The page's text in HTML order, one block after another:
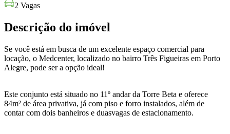
2 Vagas
Descrição do imóvel
Se você está em busca de um excelente espaço comercial para
locação, o Medcenter, localizado no bairro Três Figueiras em Porto
Alegre, pode ser a opção ideal!
Este conjunto está situado no 11º andar da Torre Beta e oferece
84m² de área privativa, já com piso e forro instalados, além de
contar com dois banheiros e duasvagas de estacionamento.